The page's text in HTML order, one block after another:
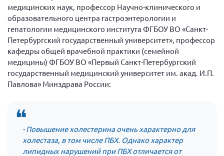
медицинских наук, профессор Научно-клинического и
образовательного центра гастроэнтерологии и
гепатологии медицинского института ФГБОУ ВО «Санкт-
Петербургский государственный университет», профессор
кафедры общей врачебной практики (семейной
медицины) ФГБОУ ВО «Первый Санкт-Петербургский
государственный медицинский университет им. акад. И.П.
Павлова» Минздрава России:
- Повышение холестерина очень характерно для
холестаза, в том числе ПБХ. Однако характер
липидных нарушений при ПБХ отличается от